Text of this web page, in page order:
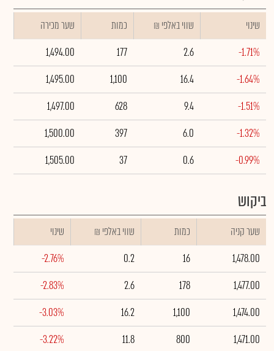
שינוי ₪ שווי באלפי כמות
שער מכירה
-1.71%
2.6
177
1,494.00
-1.64%
16.4
1,100
1,495.00
-1.51%
9.4
628
1,497.00
-1.32%
6.0
397
1,500.00
-0.99%
0.6
37
1,505.00
ביקוש
שער קניה כמות ₪ שווי באלפי
שינוי
1,478.00
16
0.2
-2.76%
1,477.00
178
2.6
-2.83%
1,474.00
1,100
16.2
-3.03%
1,471.00
800
11.8
-3.22%